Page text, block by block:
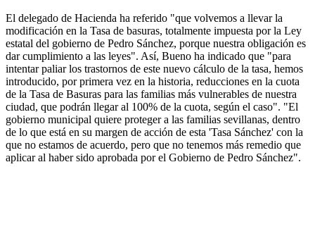
El delegado de Hacienda ha referido "que volvemos a llevar la
modificación en la Tasa de basuras, totalmente impuesta por la Ley
estatal del gobierno de Pedro Sánchez, porque nuestra obligación es
dar cumplimiento a las leyes". Así, Bueno ha indicado que "para
intentar paliar los trastornos de este nuevo cálculo de la tasa, hemos
introducido, por primera vez en la historia, reducciones en la cuota
de la Tasa de Basuras para las familias más vulnerables de nuestra
ciudad, que podrán llegar al 100% de la cuota, según el caso". "El
gobierno municipal quiere proteger a las familias sevillanas, dentro
de lo que está en su margen de acción de esta 'Tasa Sánchez' con la
que no estamos de acuerdo, pero que no tenemos más remedio que
aplicar al haber sido aprobada por el Gobierno de Pedro Sánchez".